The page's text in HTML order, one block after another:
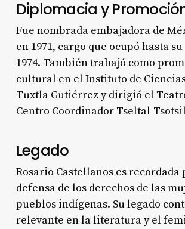
Diplomacia y
Fue nombrada embajadora de
en 1971, cargo que ocupó hasta
1974. También trabajó como
cultural en el Instituto de
Tuxtla Gutiérrez y dirigió el
Centro Coordinador Tseltal-
Legado
Rosario Castellanos es recordada
defensa de los derechos de las
pueblos indígenas. Su legado
relevante en la literatura y el